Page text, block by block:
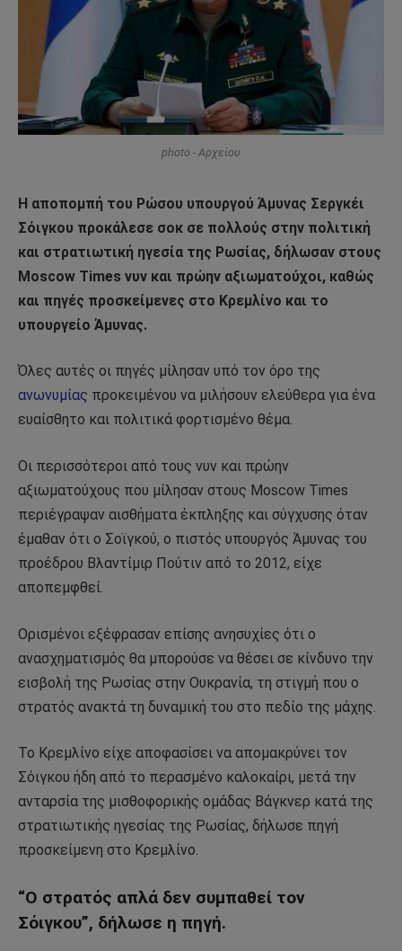
photo - Αρχείου
Η αποπομπή του Ρώσου υπουργού Άμυνας Σεργκέι
Σόιγκου προκάλεσε σοκ σε πολλούς στην πολιτική
και στρατιωτική ηγεσία της Ρωσίας, δήλωσαν στους
Moscow Times νυν και πρώην αξιωματούχοι, καθώς
και πηγές προσκείμενες στο Κρεμλίνο και το
υπουργείο Άμυνας.
Όλες αυτές οι πηγές μίλησαν υπό τον όρο της
ανωνυμίας προκειμένου να μιλήσουν ελεύθερα για ένα
ευαίσθητο και πολιτικά φορτισμένο θέμα.
Οι περισσότεροι από τους νυν και πρώην
αξιωματούχους που μίλησαν στους Moscow Times
περιέγραψαν αισθήματα έκπληξης και σύγχυσης όταν
έμαθαν ότι ο Σοϊγκού, ο πιστός υπουργός Άμυνας του
προέδρου Βλαντίμιρ Πούτιν από το 2012, είχε
αποπεμφθεί.
Ορισμένοι εξέφρασαν επίσης ανησυχίες ότι ο
ανασχηματισμός θα μπορούσε να θέσει σε κίνδυνο την
εισβολή της Ρωσίας στην Ουκρανία, τη στιγμή που ο
στρατός ανακτά τη δυναμική του στο πεδίο της μάχης.
Το Κρεμλίνο είχε αποφασίσει να απομακρύνει τον
Σόιγκου ήδη από το περασμένο καλοκαίρι, μετά την
ανταρσία της μισθοφορικής ομάδας Βάγκνερ κατά της
στρατιωτικής ηγεσίας της Ρωσίας, δήλωσε πηγή
προσκείμενη στο Κρεμλίνο.
“Ο στρατός απλά δεν συμπαθεί τον
Σόιγκου”, δήλωσε η πηγή.